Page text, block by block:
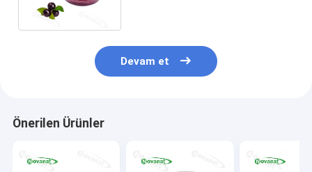
Devam et
Önerilen Ürünler